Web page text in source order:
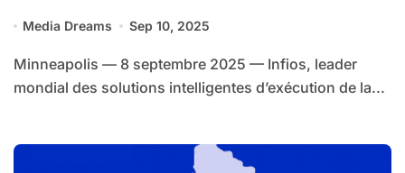
travers toute la supply chain
Media Dreams Sep 10, 2025
Minneapolis — 8 septembre 2025 — Infios, leader
mondial des solutions intelligentes d’exécution de la...